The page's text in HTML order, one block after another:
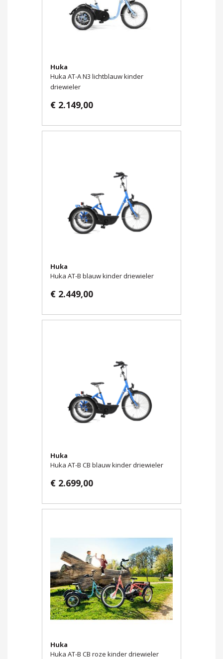
Huka
Huka AT-A N3 lichtblauw kinder
driewieler
€ 2.149,00
Huka
Huka AT-B blauw kinder driewieler
€ 2.449,00
Huka
Huka AT-B CB blauw kinder driewieler
€ 2.699,00
Huka
Huka AT-B CB roze kinder driewieler